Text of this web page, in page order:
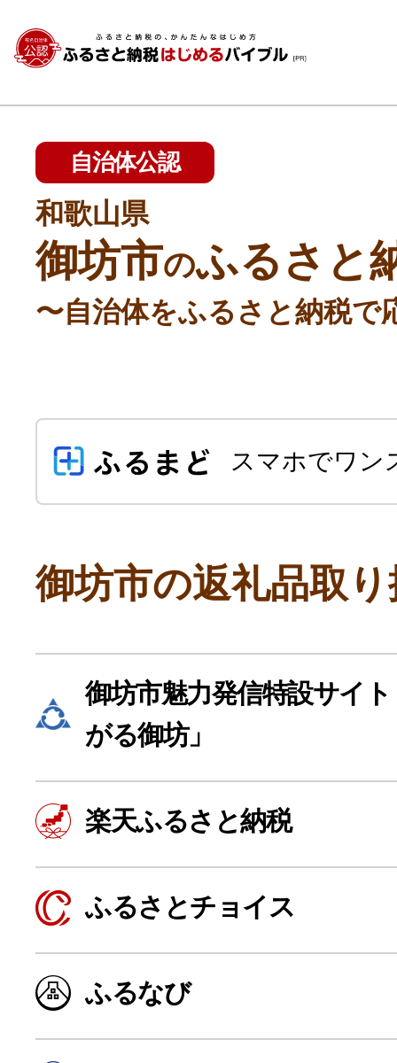
ふるさと納税徹底比較
寄付上限額シミュレーション
給与所得者版
副業・パラレルワーカー
自治体公認
和歌山県
御坊市のふるさと
〜自治体をふるさと納税で
スマホでワン
御坊市の返礼品取
御坊市魅力発信特設サイ
がる御坊」
楽天ふるさと納税
ふるさとチョイス
ふるなび